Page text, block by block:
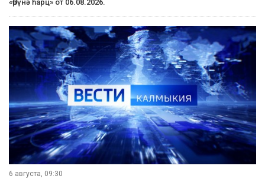
«Өрүнә һарц» от 06.08.2026.
6 августа, 09:30